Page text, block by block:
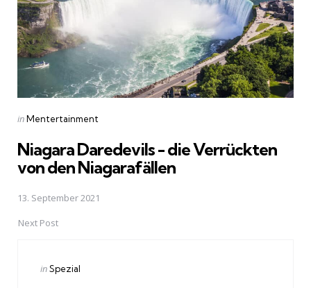
Posted
inMentertainment
Niagara Daredevils - die Verrückten
von den Niagarafällen
13. September 2021
Next Post
Posted
inSpezial